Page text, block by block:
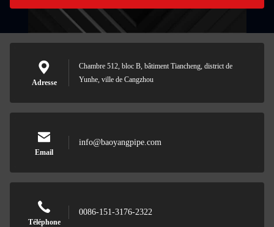
Adresse
Chambre 512, bloc B, bâtiment Tiancheng, district de
Yunhe, ville de Cangzhou
Email
info@baoyangpipe.com
Téléphone
0086-151-3176-2322